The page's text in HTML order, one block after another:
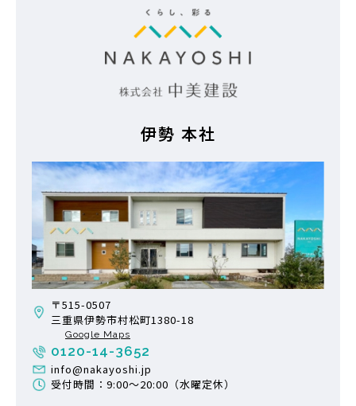
伊勢 本社
〒515-0507
三重県伊勢市村松町1380-18
Google Maps
0120-14-3652
info@nakayoshi.jp
受付時間：9:00〜20:00（水曜定休）